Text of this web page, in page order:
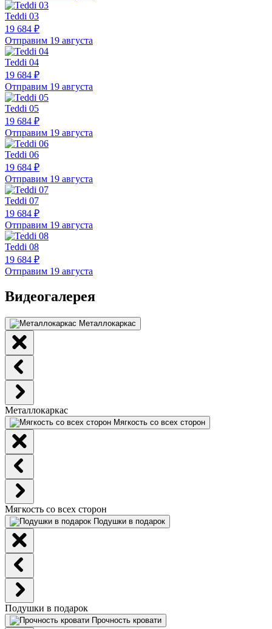
Teddi 03
19 684 ₽
Отправим 19 августа
Teddi 04
19 684 ₽
Отправим 19 августа
Teddi 05
19 684 ₽
Отправим 19 августа
Teddi 06
19 684 ₽
Отправим 19 августа
Teddi 07
19 684 ₽
Отправим 19 августа
Teddi 08
19 684 ₽
Отправим 19 августа
Видеогалерея
Металлокаркас
Металлокаркас
Мягкость со всех сторон
Мягкость со всех сторон
Подушки в подарок
Подушки в подарок
Прочность кровати